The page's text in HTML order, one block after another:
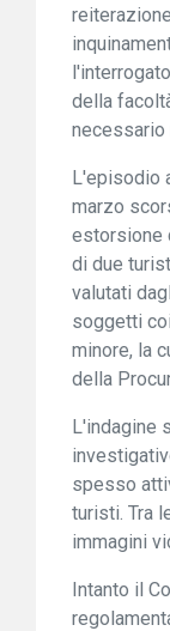
della
necessario
L'episodio
marzo
estorsione
di due
valutati
soggetti
minore, la
della
L'indagine
spesso
turisti. Tra
immagini
Intanto il